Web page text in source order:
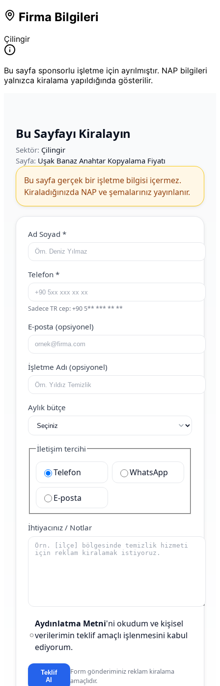
Firma Bilgileri
Çilingir
Bu sayfa sponsorlu işletme için ayrılmıştır. NAP bilgileri
yalnızca kiralama yapıldığında gösterilir.
Bu Sayfayı Kiralayın
Sektör: Çilingir
Sayfa: Uşak Banaz Anahtar Kopyalama Fiyatı
Bu sayfa gerçek bir işletme bilgisi içermez.
Kiraladığınızda NAP ve şemalarınız yayınlanır.
Web Site (boş bırakın)
Ad Soyad *
Telefon *
Sadece TR cep: +90 5** *** ** **
E-posta (opsiyonel)
İşletme Adı (opsiyonel)
Aylık bütçe
İletişim tercihi
Telefon WhatsApp
E-posta
İhtiyacınız / Notlar
Aydınlatma Metni'ni okudum ve kişisel
verilerimin teklif amaçlı işlenmesini kabul
ediyorum.
Teklif
Al
Form gönderiminiz reklam kiralama
amaçlıdır.